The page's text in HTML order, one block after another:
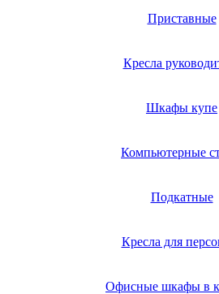
Приставные
Кресла
Шкафы купе
Компьютерные
Подкатные
Кресла для
Офисные шкафы в